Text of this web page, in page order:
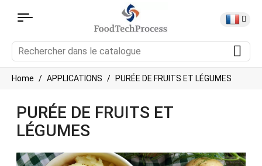
Home APPLICATIONS PURÉE DE FRUITS ET LÉGUMES
PURÉE DE FRUITS ET
LÉGUMES